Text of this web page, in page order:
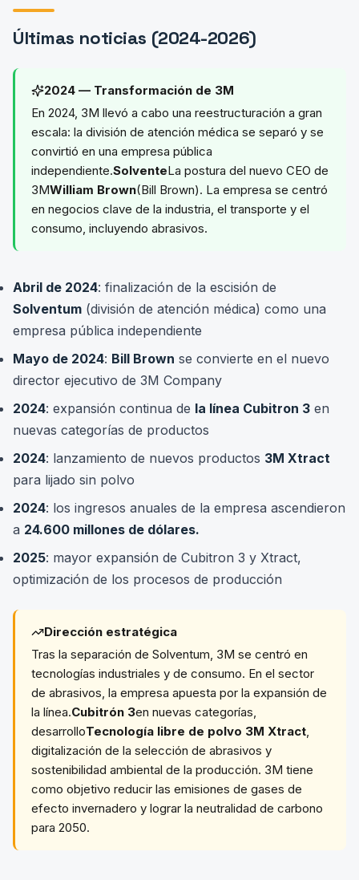
Últimas noticias (2024-2026)
2024 — Transformación de 3M
En 2024, 3M llevó a cabo una reestructuración a gran
escala: la división de atención médica se separó y se
convirtió en una empresa pública
independiente.SolventeLa postura del nuevo CEO de
3MWilliam Brown(Bill Brown). La empresa se centró
en negocios clave de la industria, el transporte y el
consumo, incluyendo abrasivos.
Abril de 2024: finalización de la escisión de
Solventum (división de atención médica) como una
empresa pública independiente
Mayo de 2024: Bill Brown se convierte en el nuevo
director ejecutivo de 3M Company
2024: expansión continua de la línea Cubitron 3 en
nuevas categorías de productos
2024: lanzamiento de nuevos productos 3M Xtract
para lijado sin polvo
2024: los ingresos anuales de la empresa ascendieron
a 24.600 millones de dólares.
2025: mayor expansión de Cubitron 3 y Xtract,
optimización de los procesos de producción
Dirección estratégica
Tras la separación de Solventum, 3M se centró en
tecnologías industriales y de consumo. En el sector
de abrasivos, la empresa apuesta por la expansión de
la línea.Cubitrón 3en nuevas categorías,
desarrolloTecnología libre de polvo 3M Xtract,
digitalización de la selección de abrasivos y
sostenibilidad ambiental de la producción. 3M tiene
como objetivo reducir las emisiones de gases de
efecto invernadero y lograr la neutralidad de carbono
para 2050.